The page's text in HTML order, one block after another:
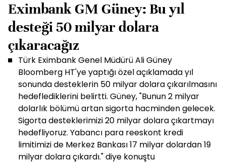
Eximbank GM Güney: Bu yıl
desteği 50 milyar dolara
çıkaracağız
Türk Eximbank Genel Müdürü Ali Güney
Bloomberg HT'ye yaptığı özel açıklamada yıl
sonunda desteklerin 50 milyar dolara çıkarılmasını
hedeflediklerini belirtti. Güney, "Bunun 2 milyar
dolarlık bölümü artan sigorta hacminden gelecek.
Sigorta desteklerimizi 20 milyar dolara çıkartmayı
hedefliyoruz. Yabancı para reeskont kredi
limitimizi de Merkez Bankası 17 milyar dolardan 19
milyar dolara çıkardı." diye konuştu